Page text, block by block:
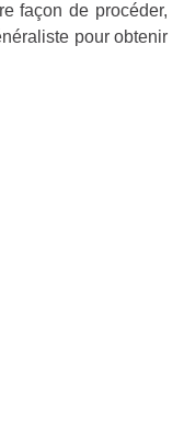
façon de procéder,
pour obtenir